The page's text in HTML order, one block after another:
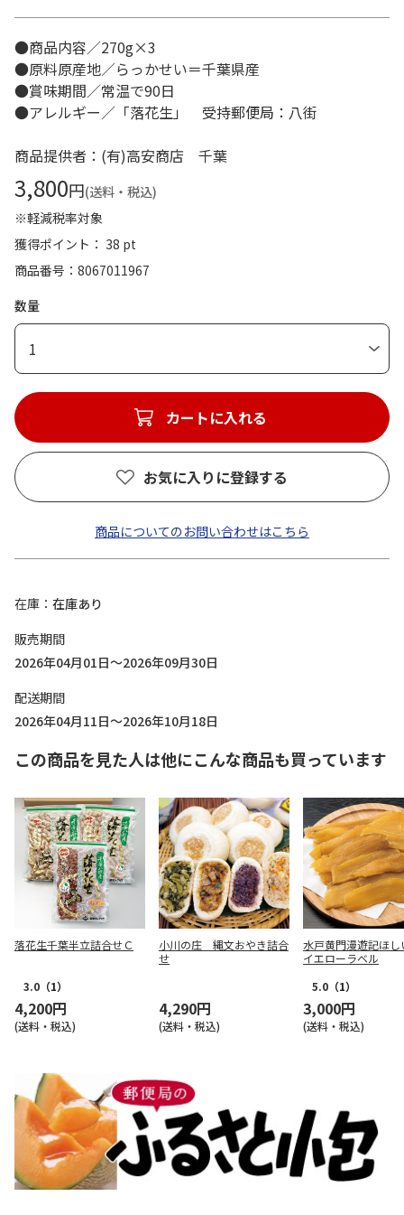
●商品内容／270g×3
●原料原産地／らっかせい＝千葉県産
●賞味期間／常温で90日
●アレルギー／「落花生」 受持郵便局：八街
商品提供者：(有)高安商店 千葉
3,800円(送料・税込)
※軽減税率対象
獲得ポイント： 38 pt
商品番号
8067011967
数量
1
カートに入れる
お気に入りに登録する
商品についてのお問い合わせはこちら
在庫
在庫あり
販売期間
2026年04月01日～2026年09月30日
配送期間
2026年04月11日～2026年10月18日
この商品を見た人は他にこんな商品も買っています
落花生千葉半立詰合せＣ
3.0 （1）
4,200円
(送料・税込)
小川の庄 縄文おやき詰合
せ
4,290円
(送料・税込)
水戸黄門漫遊記ほ
イエローラベル
5.0 （1）
3,000円
(送料・税込)